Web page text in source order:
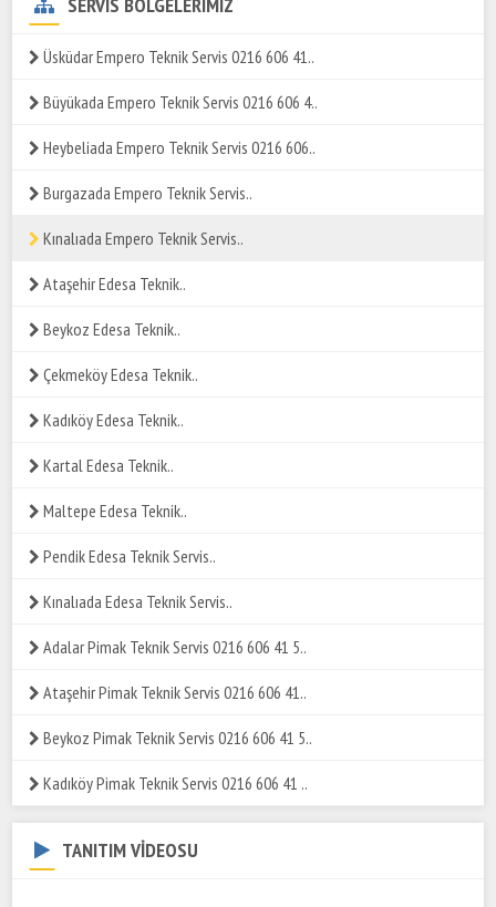
Üsküdar Empero Teknik Servis 0216 606 41..
Büyükada Empero Teknik Servis 0216 606 4..
Heybeliada Empero Teknik Servis 0216 606..
Burgazada Empero Teknik Servis..
Kınalıada Empero Teknik Servis..
Ataşehir Edesa Teknik..
Beykoz Edesa Teknik..
Çekmeköy Edesa Teknik..
Kadıköy Edesa Teknik..
Kartal Edesa Teknik..
Maltepe Edesa Teknik..
Pendik Edesa Teknik Servis..
Kınalıada Edesa Teknik Servis..
Adalar Pimak Teknik Servis 0216 606 41 5..
Ataşehir Pimak Teknik Servis 0216 606 41..
Beykoz Pimak Teknik Servis 0216 606 41 5..
Kadıköy Pimak Teknik Servis 0216 606 41 ..
TANITIM VİDEOSU